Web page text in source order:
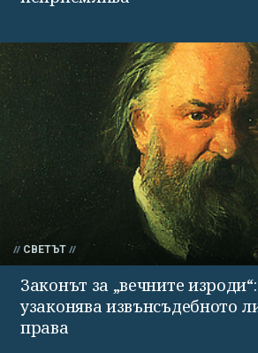
СВЕТЪТ
Законът за „вечните
узаконява извънсъдебното
права